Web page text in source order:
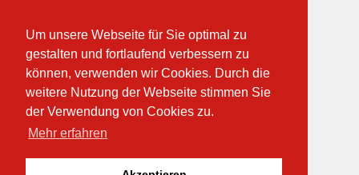
Um unsere Webseite für Sie optimal zu
gestalten und fortlaufend verbessern zu
können, verwenden wir Cookies. Durch die
weitere Nutzung der Webseite stimmen Sie
der Verwendung von Cookies zu.
Mehr erfahren